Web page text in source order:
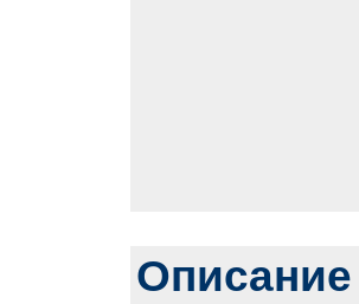
Описание